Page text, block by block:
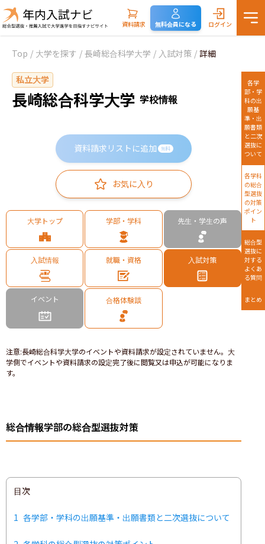
資料請求 無料会員になる ログイン
Top / 大学を探す / 長崎総合科学大学 / 入試対策 / 詳細
私立大学
長崎総合科学大学 学校情報
資料請求リストに追加 無料
お気に入り
大学トップ 学部・学科 先生・学生の声
入試情報 就職・資格 入試対策
イベント 合格体験談
注意:長崎総合科学大学のイベントや資料請求が設定されていません。大
学側でイベントや資料請求の設定完了後に閲覧又は申込が可能になりま
す。
総合情報学部の総合型選抜対策
目次
1 各学部・学科の出願基準・出願書類と二次選抜について
各学
部・学
科の出
願基
準・出
願書類
と二次
選抜に
ついて
各学科
の総合
型選抜
の対策
ポイン
ト
総合型
選抜に
対する
よくあ
る質問
まとめ